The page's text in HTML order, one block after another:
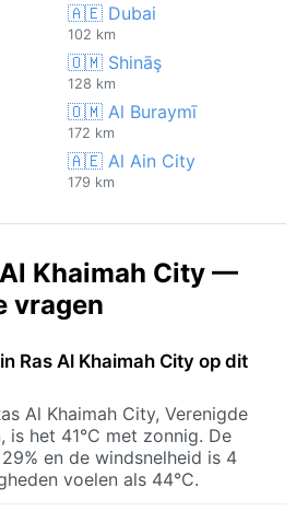
🇦🇪 Dubai
102 km
🇴🇲 Shināş
128 km
🇴🇲 Al Buraymī
172 km
🇦🇪 Al Ain City
179 km
Khaimah City —
vragen
Ras Al Khaimah City op dit
Al Khaimah City, Verenigde
is het 41°C met zonnig. De
en de windsnelheid is 4
voelen als 44°C.